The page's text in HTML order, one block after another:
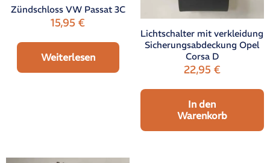
Zündschloss VW Passat 3C
15,95€
Weiterlesen
Lichtschalter mit verkleidung
Sicherungsabdeckung Opel
Corsa D
22,95 €
In den
Warenkorb